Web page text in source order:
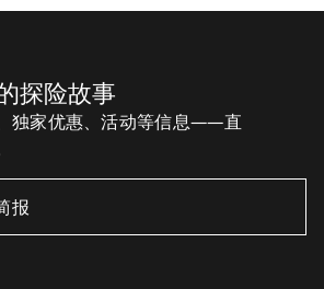
探险故事
独家优惠、活动等信息——直